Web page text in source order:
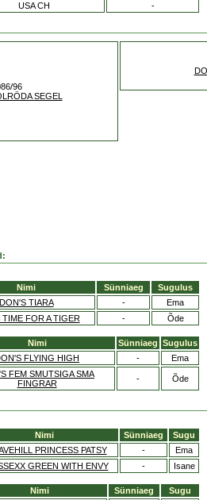
USA CH -
96
SEGEL
Nimi Sünniaeg
Sugulus
DON'S TIARA -
Ema
TIME FOR A TIGER - Õde
Nimi Sünniaeg Sugulus
FLYING HIGH - Ema
FEM SMUTSIGA SMA
FINGRAR
- Õde
Nimi Sünniaeg
Sugu
PRINCESS PATSY -
Ema
GREEN WITH ENVY - Isane
Nimi Sünniaeg
Sugu